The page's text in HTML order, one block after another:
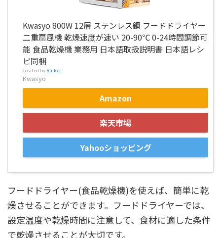
Kwasyo 800W 12層 ステンレス鋼 フードドライヤー
二重扇風機 乾燥速度が速い 20-90℃ 0-24時間調節可
能 食品乾燥機 業務用 日本語取扱説明書 日本語レシ
ピ同梱
created by Rinker
Kwasyo
Amazon
楽天市場
Yahooショッピング
フードドライヤー(食品乾燥機)を使えば、簡単に乾
燥させることができます。フードドライヤーでは、
設定温度や乾燥時間に注意して、食材に適した条件
で乾燥させることが大切です。